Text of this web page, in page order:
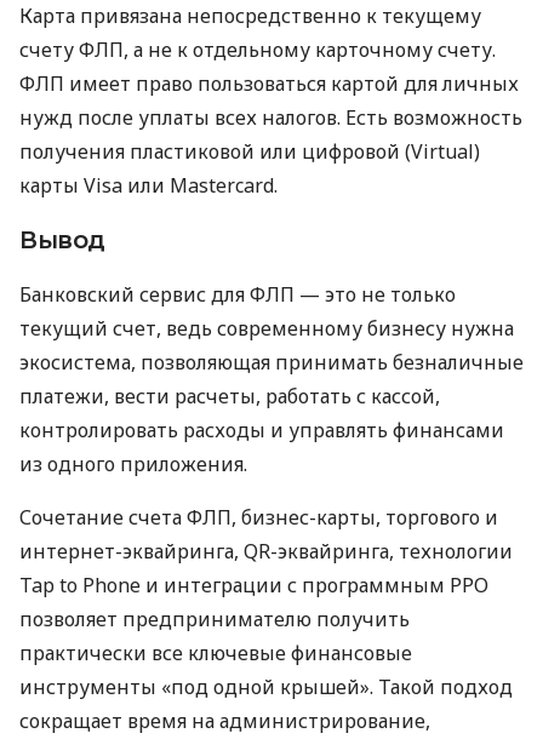
Карта привязана непосредственно к текущему
счету ФЛП, а не к отдельному карточному счету.
ФЛП имеет право пользоваться картой для личных
нужд после уплаты всех налогов. Есть возможность
получения пластиковой или цифровой (Virtual)
карты Visa или Mastercard.
Вывод
Банковский сервис для ФЛП — это не только
текущий счет, ведь современному бизнесу нужна
экосистема, позволяющая принимать безналичные
платежи, вести расчеты, работать с кассой,
контролировать расходы и управлять финансами
из одного приложения.
Сочетание счета ФЛП, бизнес-карты, торгового и
интернет-эквайринга, QR-эквайринга, технологии
Tap to Phone и интеграции с программным РРО
позволяет предпринимателю получить
практически все ключевые финансовые
инструменты «под одной крышей». Такой подход
сокращает время на администрирование,